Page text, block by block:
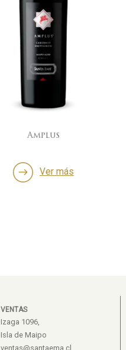
Amplus
Ver más
VENTAS
Izaga 1096,
Isla de Maipo
ventas@santaema.cl